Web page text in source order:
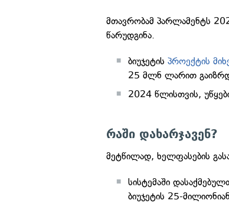
მთავრობამ პარლამენტს
წარუდგინა.
ბიუჯეტისპროექტის
25 მლნ ლარით
2024 წლისთვის,
რაში დახარჯავენ?
მეტწილად, ხელფასების
სისტემაში
ბიუჯეტის 25-